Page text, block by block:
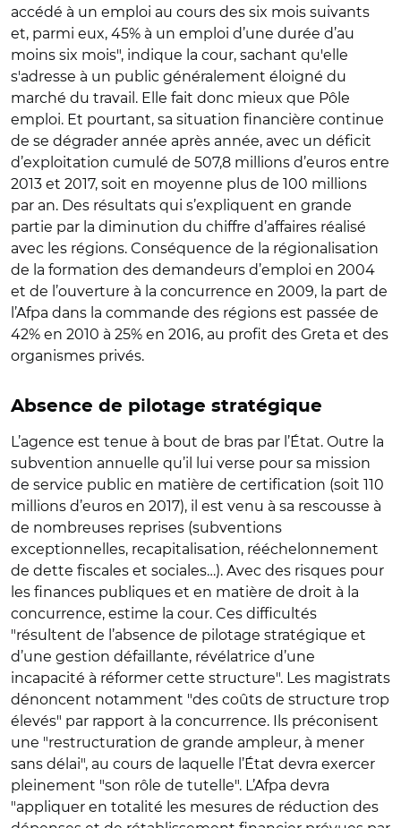
accédé à un emploi au cours des six mois suivants
et, parmi eux, 45% à un emploi d’une durée d’au
moins six mois", indique la cour, sachant qu'elle
s'adresse à un public généralement éloigné du
marché du travail. Elle fait donc mieux que Pôle
emploi. Et pourtant, sa situation financière continue
de se dégrader année après année, avec un déficit
d’exploitation cumulé de 507,8 millions d’euros entre
2013 et 2017, soit en moyenne plus de 100 millions
par an. Des résultats qui s’expliquent en grande
partie par la diminution du chiffre d’affaires réalisé
avec les régions. Conséquence de la régionalisation
de la formation des demandeurs d’emploi en 2004
et de l’ouverture à la concurrence en 2009, la part de
l’Afpa dans la commande des régions est passée de
42% en 2010 à 25% en 2016, au profit des Greta et des
organismes privés.
Absence de pilotage stratégique
L’agence est tenue à bout de bras par l’État. Outre la
subvention annuelle qu’il lui verse pour sa mission
de service public en matière de certification (soit 110
millions d’euros en 2017), il est venu à sa rescousse à
de nombreuses reprises (subventions
exceptionnelles, recapitalisation, rééchelonnement
de dette fiscales et sociales…). Avec des risques pour
les finances publiques et en matière de droit à la
concurrence, estime la cour. Ces difficultés
"résultent de l’absence de pilotage stratégique et
d’une gestion défaillante, révélatrice d’une
incapacité à réformer cette structure". Les magistrats
dénoncent notamment "des coûts de structure trop
élevés" par rapport à la concurrence. Ils préconisent
une "restructuration de grande ampleur, à mener
sans délai", au cours de laquelle l’État devra exercer
pleinement "son rôle de tutelle". L’Afpa devra
"appliquer en totalité les mesures de réduction des